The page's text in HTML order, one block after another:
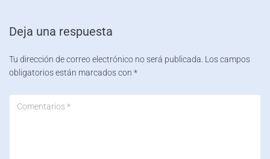
Deja una respuesta
Tu dirección de correo electrónico no será publicada. Los campos
obligatorios están marcados con *